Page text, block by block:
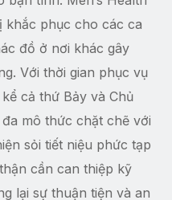
khắc phục cho các ca
đồ ở nơi khác gây
Với thời gian phục vụ
cả thứ Bảy và Chủ
mô thức chặt chẽ với
sỏi tiết niệu phức tạp
cần can thiệp kỹ
lại sự thuận tiện và an